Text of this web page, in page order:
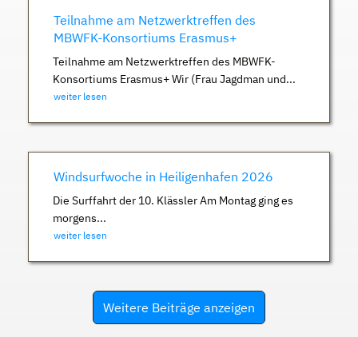
Teilnahme am Netzwerktreffen des
MBWFK-Konsortiums Erasmus+
Teilnahme am Netzwerktreffen des MBWFK-
Konsortiums Erasmus+ Wir (Frau Jagdman und...
weiter lesen
Windsurfwoche in Heiligenhafen 2026
Die Surffahrt der 10. Klässler Am Montag ging es
morgens...
weiter lesen
Weitere Beiträge anzeigen